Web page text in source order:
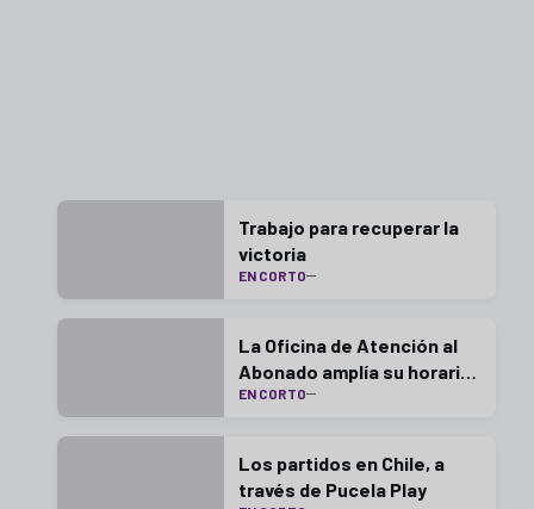
Trabajo para recuperar la
victoria
EN CORTO
La Oficina de Atención al
Abonado amplía su horario
este lunes
EN CORTO
Los partidos en Chile, a
través de Pucela Play